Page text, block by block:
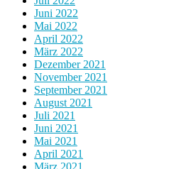
Juni 2022
Mai 2022
April 2022
März 2022
Dezember 2021
November 2021
September 2021
August 2021
Juli 2021
Juni 2021
Mai 2021
April 2021